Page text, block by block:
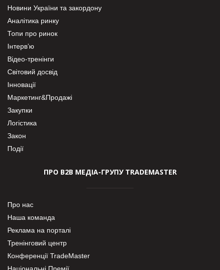
Новини України та закордону
Аналітика ринку
Топи про ринок
Інтерв’ю
Відео-тренінги
Світовий досвід
Інновації
Маркетинг&Продажі
Закупки
Логістика
Закон
Події
ПРО В2В МЕДІА-ГРУПУ TRADEMASTER
Про нас
Наша команда
Реклама на порталі
Тренінговий центр
Конференції TradeMaster